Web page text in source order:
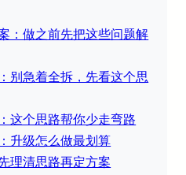
：做之前先把这些问题解
别急着全拆，先看这个思
这个思路帮你少走弯路
升级怎么做最划算
理清思路再定方案